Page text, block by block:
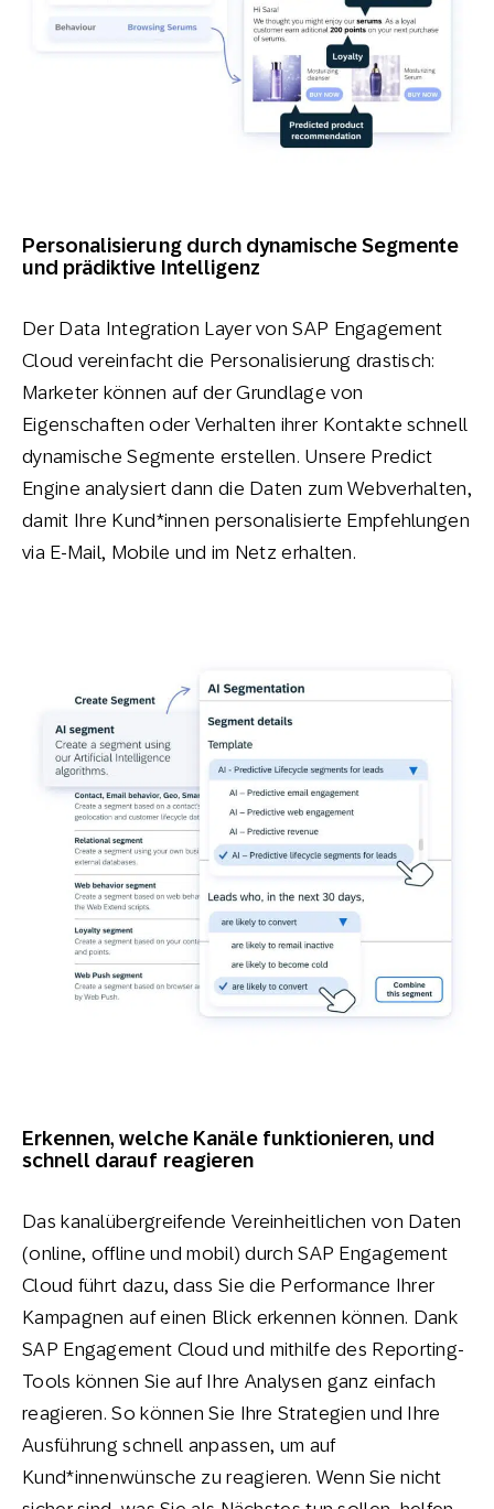
Personalisierung durch dynamische Segmente
und prädiktive Intelligenz
Der Data Integration Layer von SAP Engagement
Cloud vereinfacht die Personalisierung drastisch:
Marketer können auf der Grundlage von
Eigenschaften oder Verhalten ihrer Kontakte schnell
dynamische Segmente erstellen. Unsere Predict
Engine analysiert dann die Daten zum Webverhalten,
damit Ihre Kund*innen personalisierte Empfehlungen
via E-Mail, Mobile und im Netz erhalten.
Erkennen, welche Kanäle funktionieren, und
schnell darauf reagieren
Das kanalübergreifende Vereinheitlichen von Daten
(online, offline und mobil) durch SAP Engagement
Cloud führt dazu, dass Sie die Performance Ihrer
Kampagnen auf einen Blick erkennen können. Dank
SAP Engagement Cloud und mithilfe des Reporting-
Tools können Sie auf Ihre Analysen ganz einfach
reagieren. So können Sie Ihre Strategien und Ihre
Ausführung schnell anpassen, um auf
Kund*innenwünsche zu reagieren. Wenn Sie nicht